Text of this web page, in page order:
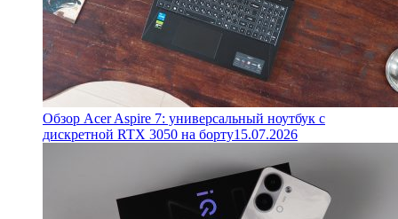
Обзор Acer Aspire 7: универсальный ноутбук с
дискретной RTX 3050 на борту15.07.2026